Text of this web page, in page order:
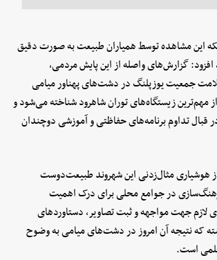
این مشاهده توسط همیاران طبیعت به صورت دقیق
گزارش‌های واصله از این پایش مردمی،
جمعیت یوزپلنگ در دشت‌های پهناور میامی
مهم‌ترین زیستگاه‌های توران شاهرود شناخته می‌شود و
قبال تداوم برنامه‌های حفاظتی و آموزشی دوچندان
هوشیاری مثال‌زدنی این شهروند طبیعت‌دوست
در جوامع محلی برای درک اهمیت
جهت مواجهه و ثبت تصاویر، دستاوردهای
که نتیجه آن امروز در دشت‌های میامی به وضوح
است.